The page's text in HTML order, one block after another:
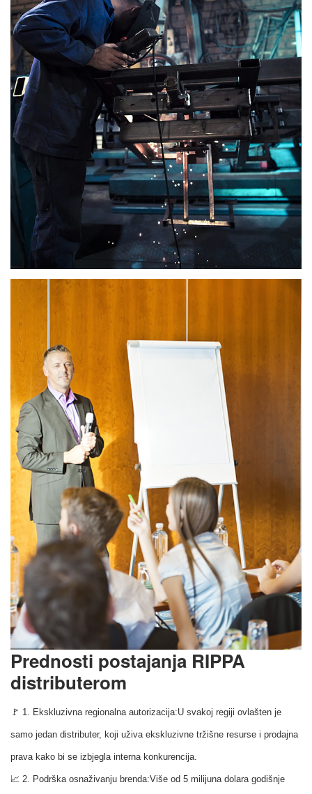
Prednosti postajanja RIPPA
distributerom
🚩 1. Ekskluzivna regionalna autorizacija:U svakoj regiji ovlašten je
samo jedan distributer, koji uživa ekskluzivne tržišne resurse i prodajna
prava kako bi se izbjegla interna konkurencija.
📈 2. Podrška osnaživanju brenda:Više od 5 milijuna dolara godišnje